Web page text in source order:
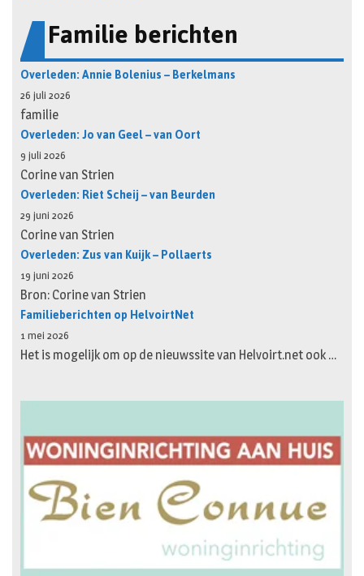
Familie berichten
Overleden: Annie Bolenius – Berkelmans
26 juli 2026
familie
Overleden: Jo van Geel – van Oort
9 juli 2026
Corine van Strien
Overleden: Riet Scheij – van Beurden
29 juni 2026
Corine van Strien
Overleden: Zus van Kuijk – Pollaerts
19 juni 2026
Bron: Corine van Strien
Familieberichten op HelvoirtNet
1 mei 2026
Het is mogelijk om op de nieuwssite van Helvoirt.net ook …